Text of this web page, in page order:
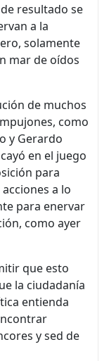
resultado se
a la
solamente
mar de oídos
de muchos
como
y Gerardo
en el juego
para
a lo
para enervar
como ayer
que esto
la ciudadanía
entienda
y sed de